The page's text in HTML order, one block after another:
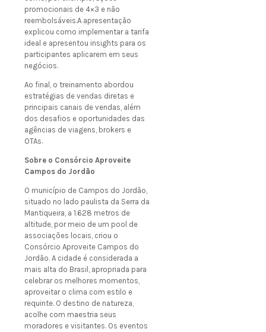
promocionais de 4×3 e não
reembolsáveis.A apresentação
explicou como implementar a tarifa
ideal e apresentou insights para os
participantes aplicarem em seus
negócios.
Ao final, o treinamento abordou
estratégias de vendas diretas e
principais canais de vendas, além
dos desafios e oportunidades das
agências de viagens, brokers e
OTAs.
Sobre o Consórcio Aproveite
Campos do Jordão
O município de Campos do Jordão,
situado no lado paulista da Serra da
Mantiqueira, a 1.628 metros de
altitude, por meio de um pool de
associações locais, criou o
Consórcio Aproveite Campos do
Jordão. A cidade é considerada a
mais alta do Brasil, apropriada para
celebrar os melhores momentos,
aproveitar o clima com estilo e
requinte. O destino de natureza,
acolhe com maestria seus
moradores e visitantes. Os eventos